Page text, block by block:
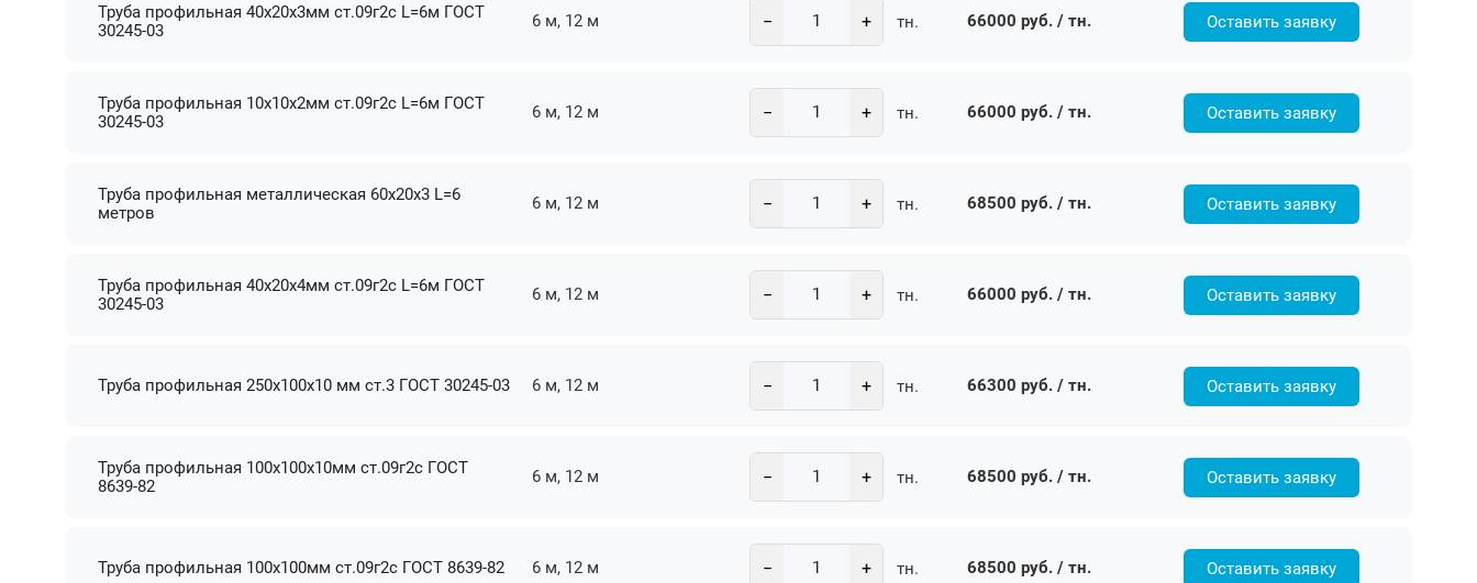
Труба профильная 40х20х3мм ст.09г2с L=6м ГОСТ
30245-03
6 м, 12 м − + тн. 66000 руб. / тн. Оставить заявку
Труба профильная 10х10х2мм ст.09г2с L=6м ГОСТ
30245-03
6 м, 12 м − + тн. 66000 руб. / тн. Оставить заявку
Труба профильная металлическая 60х20х3 L=6
метров
6 м, 12 м − + тн. 68500 руб. / тн. Оставить заявку
Труба профильная 40х20х4мм ст.09г2с L=6м ГОСТ
30245-03
6 м, 12 м − + тн. 66000 руб. / тн. Оставить заявку
Труба профильная 250х100х10 мм ст.3 ГОСТ 30245-03 6 м, 12 м − + тн. 66300 руб. / тн. Оставить заявку
Труба профильная 100х100х10мм ст.09г2с ГОСТ
8639-82
6 м, 12 м − + тн. 68500 руб. / тн. Оставить заявку
Труба профильная 100х100мм ст.09г2с ГОСТ 8639-82 6 м, 12 м − + тн. 68500 руб. / тн. Оставить заявку